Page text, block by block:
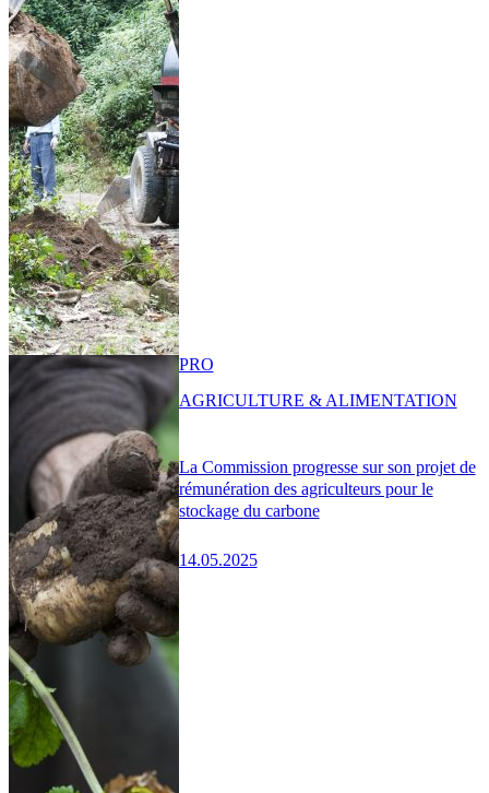
La Commission progresse sur son projet de
rémunération des agriculteurs pour le
stockage du carbone
14.05.2025
PRO
AGRICULTURE & ALIMENTATION